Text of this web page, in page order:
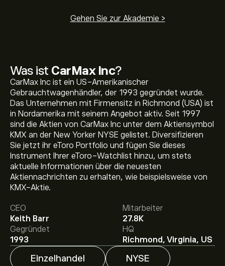
Was ist CarMax Inc?
CarMax Inc ist ein US-Amerikanischer
Gebrauchtwagenhändler, der 1993 gegründet wurde.
Das Unternehmen mit Firmensitz in Richmond (USA) ist
in Nordamerika mit seinem Angebot aktiv. Seit 1997
sind die Aktien von CarMax Inc unter dem Aktiensymbol
KMX an der New Yorker NYSE gelistet. Diversifizieren
Sie jetzt ihr eToro Portfolio und fügen Sie dieses
Instrument Ihrer eToro-Watchlist hinzu, um stets
aktuelle Informationen über die neuesten
Aktiennachrichten zu erhalten, wie beispielsweise von
KMX-Aktie.
CEO
Keith Barr
Mitarbeiter
27.8K
Gegründet
1993
HQ
Richmond, Virginia, US
Einzelhandel NYSE
Gehen Sie zur Akademie >
Aktueller KMX Aktienkurs liegt bei 58.18‎$‎.
58.18‎$‎.
Registrieren Sie sich bei eToro, um detaillierte
Analystenprognosen und Kursziele zu erhalten.
Analysten erstellen Prognosen für CarMax Inc basierend
auf Markttrends, Finanzberichten und erwartetem
Wachstum. Hier finden Sie die aktuellen Prognosen für